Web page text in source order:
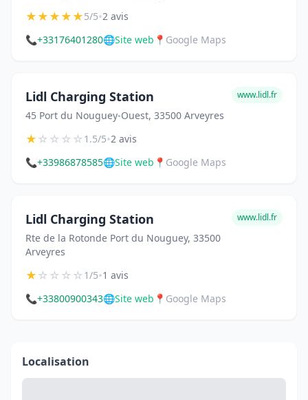
★★★★★5/5•2 avis
📞+33176401280🌐Site web 📍 Google Maps
Lidl Charging Station
45 Port du Nouguey-Ouest, 33500 Arveyres
www.lidl.fr
★☆☆☆☆1.5/5•2 avis
📞+33986878585🌐Site web 📍 Google Maps
Lidl Charging Station
Rte de la Rotonde Port du Nouguey, 33500
Arveyres
www.lidl.fr
★☆☆☆☆1/5•1 avis
📞+33800900343🌐Site web 📍 Google Maps
Localisation